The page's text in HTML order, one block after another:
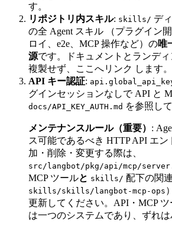
す。
リポジトリ内スキル: skills/ デ
の全 Agent スキル （プラグイン
ロイ、e2e、MCP 操作など）の唯
源です。ドキュメントとランデ
複製せず、ここへリンク します。
API キー認証:
グインセッションなしで API と
docs/API_KEY_AUTH.md を参照し
メンテナンスルール（重要） :
ス可能であるべき HTTP API エン
加・削除・変更する際は、
src/langbot/pkg/api/mcp/
MCP ツールと skills/ 配下の関
skills/skills/langbot-mcp-ops
更新してください。API・MCP
は一つのシステムであり、ずれは